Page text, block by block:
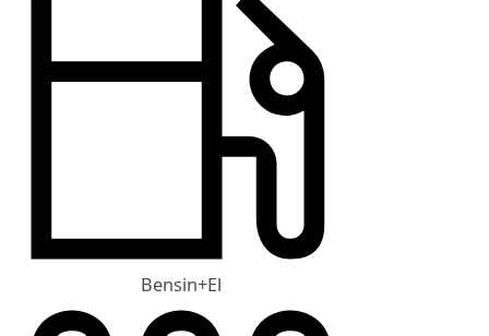
Bensin+El